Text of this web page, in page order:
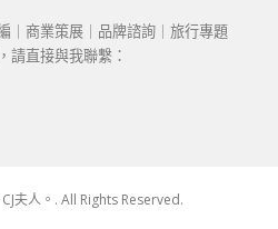
｜商業策展｜品牌諮詢｜旅行專題
請直接與我聯繫：
夫人。. All Rights Reserved.